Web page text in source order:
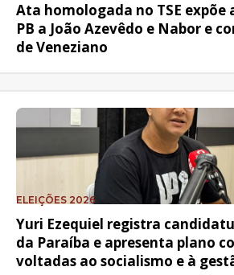
Ata homologada no TSE expõe
PB a João Azevêdo e Nabor e
de Veneziano
ELEIÇÕES 2026
Yuri Ezequiel registra
da Paraíba e apresenta plano
voltadas ao socialismo e à